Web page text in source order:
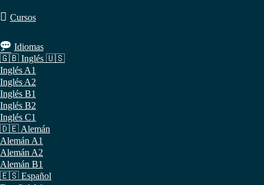
Cursos
Idiomas
🇬🇧 Inglés 🇺🇸
Inglés A1
Inglés A2
Inglés B1
Inglés B2
Inglés C1
🇩🇪 Alemán
Alemán A1
Alemán A2
Alemán B1
🇪🇸 Español